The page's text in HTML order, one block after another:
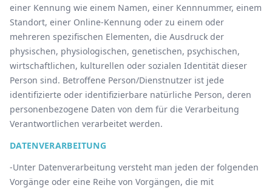
einer Kennung wie einem Namen, einer Kennnummer, einem
Standort, einer Online-Kennung oder zu einem oder
mehreren spezifischen Elementen, die Ausdruck der
physischen, physiologischen, genetischen, psychischen,
wirtschaftlichen, kulturellen oder sozialen Identität dieser
Person sind. Betroffene Person/Dienstnutzer ist jede
identifizierte oder identifizierbare natürliche Person, deren
personenbezogene Daten von dem für die Verarbeitung
Verantwortlichen verarbeitet werden.
DATENVERARBEITUNG
-Unter Datenverarbeitung versteht man jeden der folgenden
Vorgänge oder eine Reihe von Vorgängen, die mit